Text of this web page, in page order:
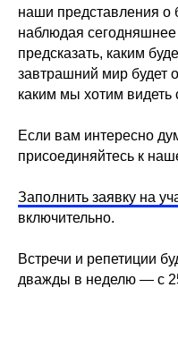
наши представления
наблюдая сегодняшнее
предсказать, каким
завтрашний мир будет
каким мы хотим видеть
Если вам интересно
присоединяйтесь к
Заполнить заявку на
включительно.
Встречи и репетиции
дважды в неделю — с